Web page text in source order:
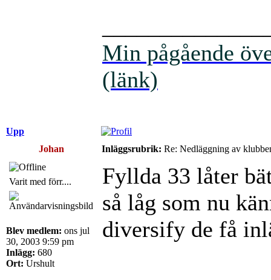
Min pågående
(länk)
Upp
Johan
Inläggsrubrik: Re: Nedläggning av
Varit med förr....
Blev medlem: ons jul
30, 2003 9:59 pm
Inlägg: 680
Ort: Urshult
Fyllda 33 låter
så låg som nu
diversify de få